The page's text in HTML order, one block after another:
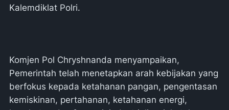
Kalemdiklat Polri.
Komjen Pol Chryshnanda menyampaikan,
Pemerintah telah menetapkan arah kebijakan yang
berfokus kepada ketahanan pangan, pengentasan
kemiskinan, pertahanan, ketahanan energi,